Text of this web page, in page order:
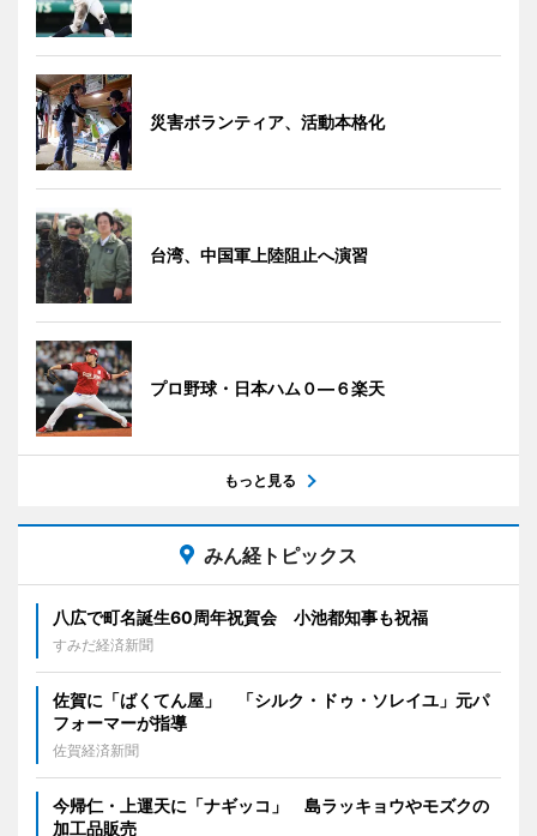
災害ボランティア、活動本格化
台湾、中国軍上陸阻止へ演習
プロ野球・日本ハム０―６楽天
もっと見る
みん経トピックス
八広で町名誕生60周年祝賀会 小池都知事も祝福
すみだ経済新聞
佐賀に「ばくてん屋」 「シルク・ドゥ・ソレイユ」元パ
フォーマーが指導
佐賀経済新聞
今帰仁・上運天に「ナギッコ」 島ラッキョウやモズクの
加工品販売